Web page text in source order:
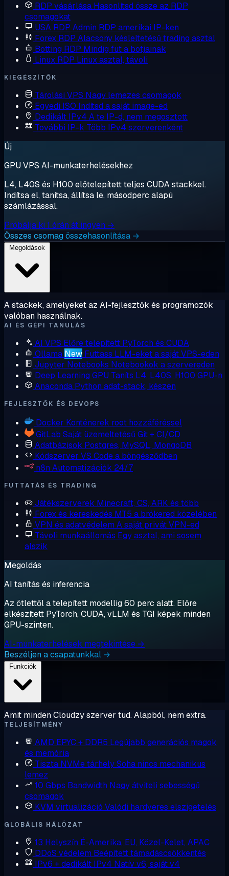
RDP vásárlása Hasonlítsd össze az RDP
csomagokat
USA RDP Admin RDP amerikai IP-ken
Forex RDP Alacsony késleltetésű trading asztal
Botting RDP Mindig fut a botjainak
Linux RDP Linux asztal, távoli
KIEGÉSZÍTŐK
Tárolási VPS Nagy lemezes csomagok
Egyedi ISO Indítsd a saját image-ed
Dedikált IPv4 A te IP-d, nem megosztott
További IP-k Több IPv4 szerverenként
Új
GPU VPS AI-munkaterhelésekhez
L4, L40S és H100 előtelepített teljes CUDA stackkel.
Indítsa el, tanítsa, állítsa le, másodperc alapú
számlázással.
Próbálja ki 1 órán át ingyen →
Összes csomag összehasonlítása →
A stackek, amelyeket az AI-fejlesztők és programozók
valóban használnak.
AI ÉS GÉPI TANULÁS
AI VPS Előre telepített PyTorch és CUDA
Ollama New Futtass LLM-eket a saját VPS-eden
Jupyter Notebooks Notebookok a szervereden
Deep Learning GPU Taníts L4, L40S, H100 GPU-n
Anaconda Python adat-stack, készen
FEJLESZTŐK ÉS DEVOPS
Docker Konténerek root hozzáféréssel
GitLab Saját üzemeltetésű Git + CI/CD
Adatbázisok Postgres, MySQL, MongoDB
Kódszerver VS Code a böngésződben
n8n Automatizációk 24/7
FUTTATÁS ÉS TRADING
Játékszerverek Minecraft, CS, ARK és több
Forex és kereskedés MT5 a brókered közelében
VPN és adatvédelem A saját privát VPN-ed
Távoli munkaállomás Egy asztal, ami sosem
alszik
Megoldás
AI tanítás és inferencia
Az ötlettől a telepített modellig 60 perc alatt. Előre
elkészített PyTorch, CUDA, vLLM és TGI képek minden
GPU-szinten.
AI-munkaterhelések megtekintése →
Beszéljen a csapatunkkal →
Amit minden Cloudzy szerver tud. Alapból, nem extra.
TELJESÍTMÉNY
AMD EPYC + DDR5 Legújabb generációs magok
és memória
Tiszta NVMe tárhelySoha nincs mechanikus
lemez
10 Gbps Bandwidth Nagy átviteli sebességű
csomagok
KVM virtualizáció Valódi hardveres elszigetelés
GLOBÁLIS HÁLÓZAT
13 Helyszín É-Amerika, EU, Közel-Kelet, APAC
DDoS védelem Beépített támadáscsökkentés
IPv6 + dedikált IPv4 Natív v6, saját v4